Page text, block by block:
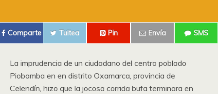
Comparte Tuitea Pin Envía SMS
La imprudencia de un ciudadano del centro poblado
Piobamba en en distrito Oxamarca, provincia de
Celendín, hizo que la jocosa corrida bufa terminara en